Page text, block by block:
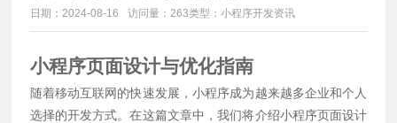
日期：2024-08-16 访问量：263类型：小程序开发资讯
小程序页面设计与优化指南
随着移动互联网的快速发展，小程序成为越来越多企业和个人
选择的开发方式。在这篇文章中，我们将介绍小程序页面设计